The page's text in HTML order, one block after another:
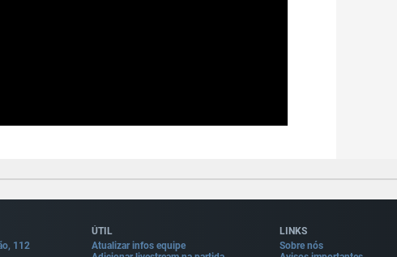
112
ÚTIL
Atualizar infos equipe
LINKS
Sobre nós